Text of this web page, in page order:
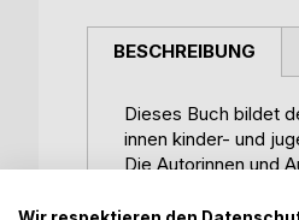
BESCHREIBUNG
Dieses Buch bildet
innen kinder- und
Die Autorinnen und
Ärzten, Juristen,
jeweiligen